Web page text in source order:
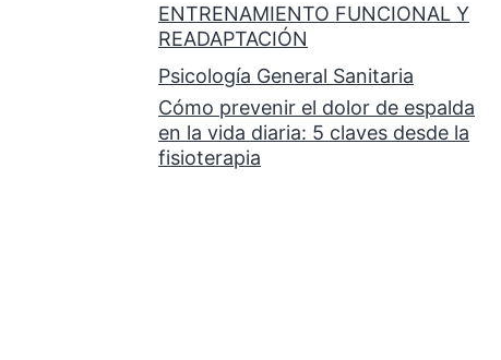
ENTRENAMIENTO FUNCIONAL Y
READAPTACIÓN
Psicología General Sanitaria
Cómo prevenir el dolor de espalda
en la vida diaria: 5 claves desde la
fisioterapia